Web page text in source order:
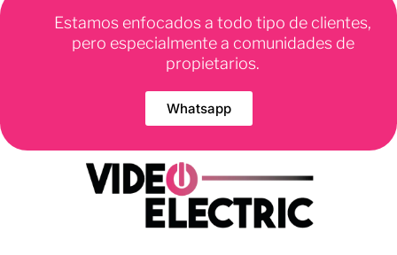
Estamos enfocados a todo tipo de clientes,
pero especialmente a comunidades de
propietarios.
Whatsapp